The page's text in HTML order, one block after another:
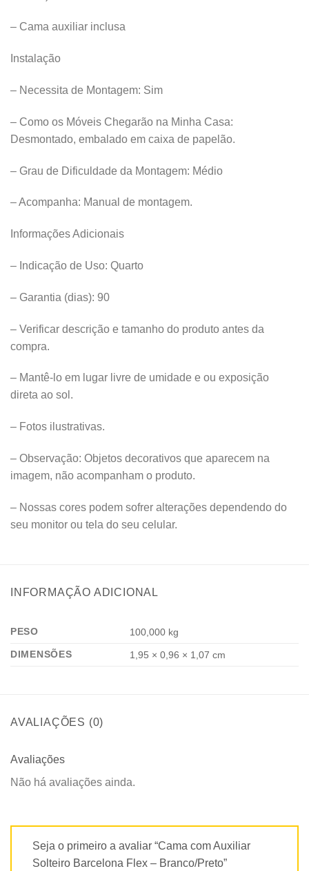
– Cama auxiliar inclusa
Instalação
– Necessita de Montagem: Sim
– Como os Móveis Chegarão na Minha Casa:
Desmontado, embalado em caixa de papelão.
– Grau de Dificuldade da Montagem: Médio
– Acompanha: Manual de montagem.
Informações Adicionais
– Indicação de Uso: Quarto
– Garantia (dias): 90
– Verificar descrição e tamanho do produto antes da
compra.
– Mantê-lo em lugar livre de umidade e ou exposição
direta ao sol.
– Fotos ilustrativas.
– Observação: Objetos decorativos que aparecem na
imagem, não acompanham o produto.
– Nossas cores podem sofrer alterações dependendo do
seu monitor ou tela do seu celular.
INFORMAÇÃO ADICIONAL
PESO
100,000 kg
DIMENSÕES
1,95 × 0,96 × 1,07 cm
AVALIAÇÕES (0)
Avaliações
Não há avaliações ainda.
Seja o primeiro a avaliar “Cama com Auxiliar
Solteiro Barcelona Flex – Branco/Preto”